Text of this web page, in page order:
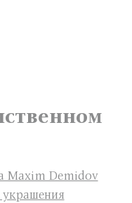
Maxim Demidov